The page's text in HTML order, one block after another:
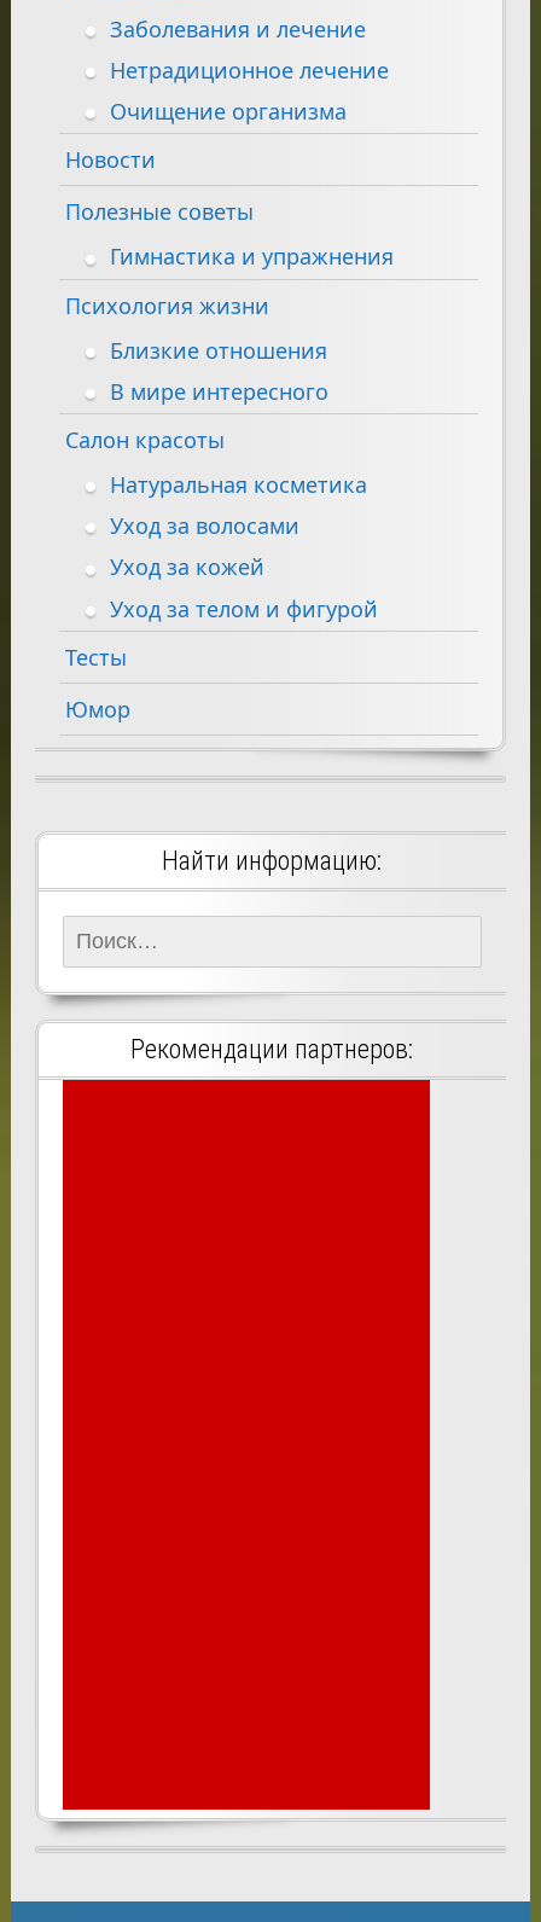
Заболевания и лечение
Нетрадиционное лечение
Очищение организма
Новости
Полезные советы
Гимнастика и упражнения
Психология жизни
Близкие отношения
В мире интересного
Салон красоты
Натуральная косметика
Уход за волосами
Уход за кожей
Уход за телом и фигурой
Тесты
Юмор
Найти информацию:
Найти:
Рекомендации партнеров: